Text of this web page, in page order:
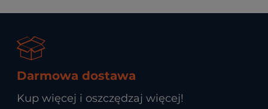
Darmowa dostawa
Kup więcej i oszczędzaj więcej!